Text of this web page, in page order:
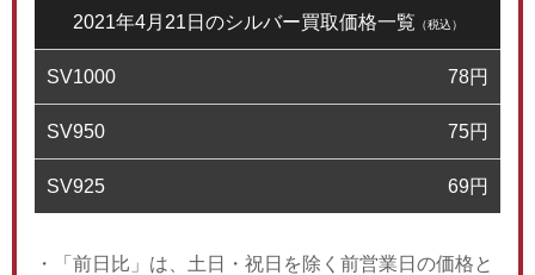
2021年4月21日のシルバー買取価格一覧 （税込）
SV1000 78円
SV950 75円
SV925 69円
・「前日比」は、土日・祝日を除く前営業日の価格と